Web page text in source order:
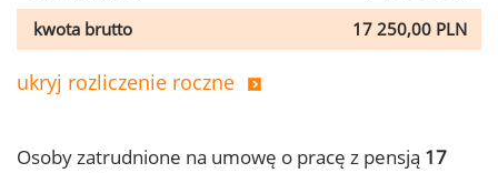
kwota brutto
17 250,00 PLN
ukryj rozliczenie roczne
Osoby zatrudnione na umowę o pracę z pensją 17